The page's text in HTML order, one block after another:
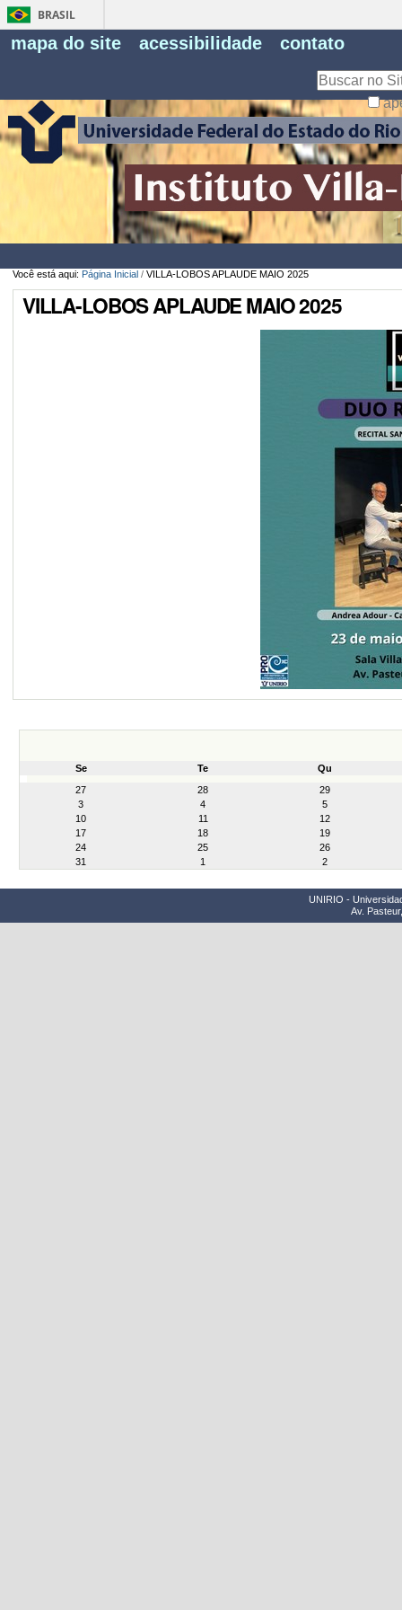
BRASIL
mapa do site acessibilidade contato
Você está aqui: Página Inicial / VILLA-LOBOS APLAUDE MAIO 2025
VILLA-LOBOS APLAUDE MAIO 2025
Se Te
Qu
27
28
29
3
4
5
10
11
12
17
18
19
24
25
26
31
1 2
UNIRIO -
Av.